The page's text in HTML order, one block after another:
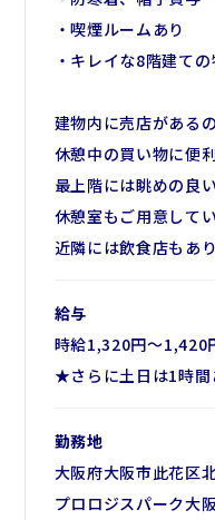
・喫煙ルームあり
・キレイな8階建て
建物内に売店がある
休憩中の買い物に便
最上階には眺めの良い
休憩室もご用意してい
近隣には飲食店もあ
給与
時給1,320円～1,420
★さらに土日は1時間
勤務地
大阪府大阪市此花区
プロロジスパーク